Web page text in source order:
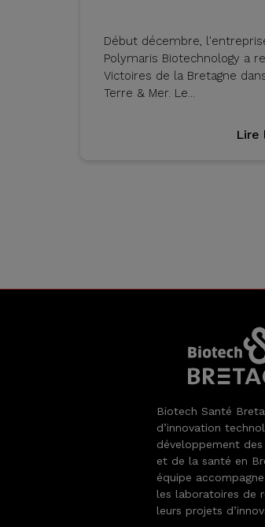
Début décembre,
Polymaris Biotechnology a
Victoires de la Bretagne
Terre & Mer. Le...
Lire
Biotech Santé
d’innovation
développement
et de la santé en
équipe
les laboratoires de
leurs projets